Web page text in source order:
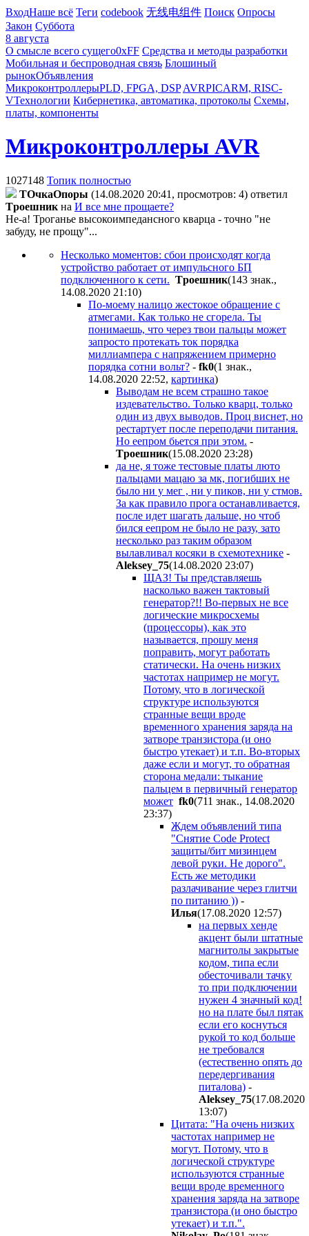
ВходНаше всё Теги codebook 无线电组件 Поиск Опросы
Закон Суббота
8 августа
О смысле всего сущего0xFF Средства и методы разработки
Мобильная и беспроводная связь Блошиный
рынокОбъявления
МикроконтроллерыPLD, FPGA, DSP AVRPICARM, RISC-
VТехнологии Кибернетика, автоматика, протоколы Схемы,
платы, компоненты
Микроконтроллеры AVR
1027148 Топик полностью
TOчкaOпopы (14.08.2020 20:41, просмотров: 4) ответил
Tpoeшник на И все мне прощаете?
Не-а! Троганье высокоимпедансного кварца - точно "не
забуду, не прощу"...
Несколько моментов: сбои происходят когда
устройство работает от импульсного БП
подключенного к сети. Tpoeшник(143 знак.,
14.08.2020 21:10)
По-моему налицо жестокое обращение с
атмегами. Как только не сгорела. Ты
понимаешь, что через твои пальцы может
запросто протекать ток порядка
миллиампера с напряжением примерно
порядка сотни вольт? - fk0(1 знак.,
14.08.2020 22:52, картинка)
Выводам не всем страшно такое
издевательство. Только кварц, только
один из двух выводов. Проц виснет, но
рестартует после переподачи питания.
Но еепром бьется при этом. -
Tpoeшник(15.08.2020 23:28)
да не, я тоже тестовые платы люто
пальцами мацаю за мк, погибших не
было ни у мег , ни у пиков, ни у стмов.
За как правило прога останавливается,
после идет шагать дальше, но чтоб
бился еепром не было не разу, зато
несколько раз таким образом
вылавливал косяки в схемотехнике -
Aleksey_75(14.08.2020 23:07)
ЩАЗ! Ты представляешь
насколько важен тактовый
генератор?!! Во-первых не все
логические микросхемы
(процессоры), как это
называется, прошу меня
поправить, могут работать
статически. На очень низких
частотах например не могут.
Потому, что в логической
структуре используются
странные вещи вроде
временного хранения заряда на
затворе транзистора (и оно
быстро утекает) и т.п. Во-вторых
даже если и могут, то обратная
сторона медали: тыкание
пальцем в первичный генератор
может fk0(711 знак., 14.08.2020
23:37)
Ждем объявлений типа
"Снятие Code Protect
защиты/бит мизинцем
левой руки. Не дорого".
Есть же методики
разлачивание через глитчи
по питанию )) -
Илья(17.08.2020 12:57)
на первых хенде
акцент были штатные
магнитолы закрытые
кодом, типа если
обесточивали тачку
то при подключении
нужен 4 значный код!
но на плате был пятак
если его коснуться
рукой то код больше
не требовался
(естественно опять до
передергивания
питалова) -
Aleksey_75(17.08.2020
13:07)
Цитата: "На очень низких
частотах например не
могут. Потому, что в
логической структуре
используются странные
вещи вроде временного
хранения заряда на затворе
транзистора (и оно быстро
утекает) и т.п.".